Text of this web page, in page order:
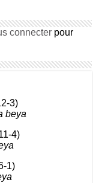
connecter pour
3)
beya
4)
1)